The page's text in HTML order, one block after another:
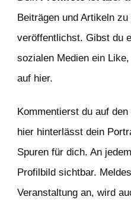
Beiträgen und Artikeln
veröffentlichst. Gibst du
sozialen Medien ein
auf hier.
Kommentierst du auf
hier hinterlässt dein
Spuren für dich. An jedem
Profilbild sichtbar.
Veranstaltung an, wird